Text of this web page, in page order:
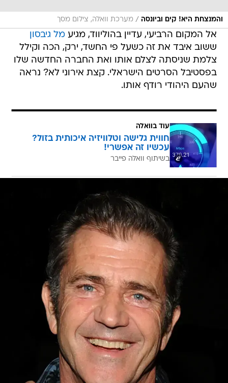
והמנצחת היא! קים וביונסה / מערכת וואלה, צילום מסך
אל המקום הרביעי, עדיין בהוליווד, מגיעמל גיבסון
ששוב איבד את זה כשעל פי החשד, ירק, הכה וקילל
צלמת שניסתה לצלם אותו ואת החברה החדשה שלו
בפסטיבל הסרטים הישראלי. קצת אירוני לא? נראה
שהעם היהודי רודף אותו.
עוד בוואלה
חווית גלישה וטלוויזיה איכותית בזול?
עכשיו זה אפשרי!
בשיתוף וואלה פייבר